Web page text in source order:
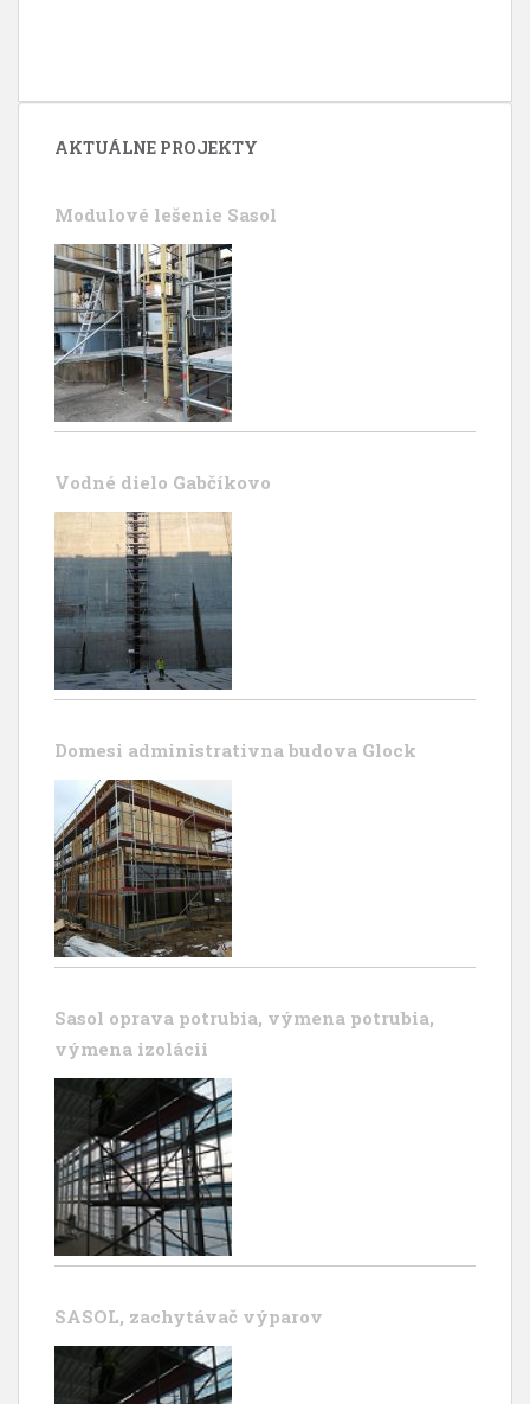
AKTUÁLNE PROJEKTY
Modulové lešenie Sasol
Vodné dielo Gabčíkovo
Domesi administrativna budova Glock
Sasol oprava potrubia, výmena potrubia,
výmena izolácii
SASOL, zachytávač výparov